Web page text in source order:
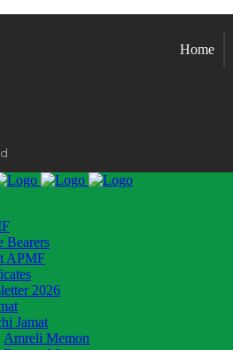
Home
Bearers
APMF
2026
Jamat
Amreli Memon